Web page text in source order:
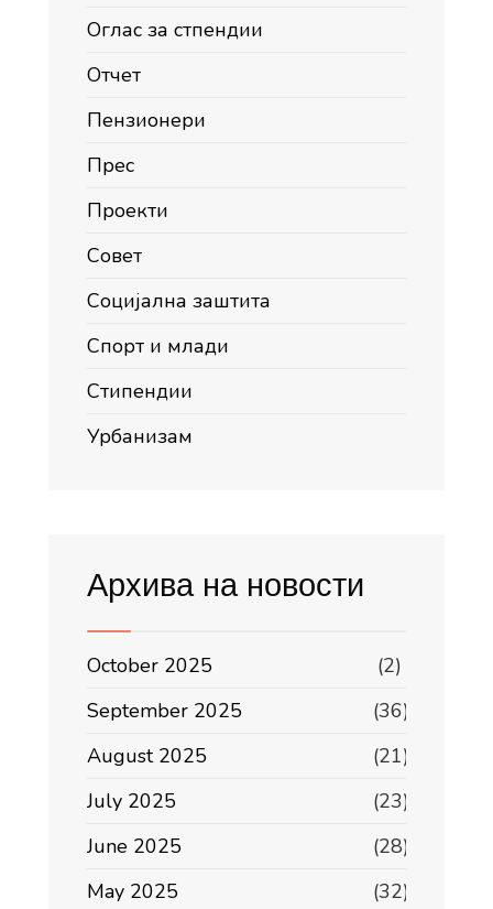
Оглас за стпендии
Отчет
Пензионери
Прес
Проекти
Совет
Социјална заштита
Спорт и млади
Стипендии
Урбанизам
Архива на новости
October 2025
(2)
September 2025
(36)
August 2025
(21)
July 2025
(23)
June 2025
(28)
May 2025
(32)